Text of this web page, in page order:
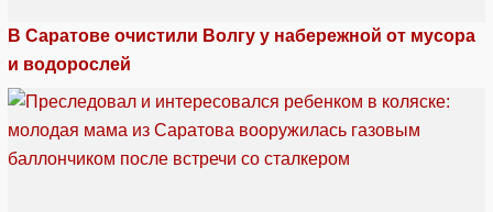
В Саратове очистили Волгу у набережной от мусора
и водорослей